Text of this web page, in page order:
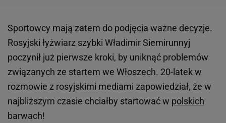
Sportowcy mają zatem do podjęcia ważne decyzje.
Rosyjski łyżwiarz szybki Władimir Siemirunnyj
poczynił już pierwsze kroki, by uniknąć problemów
związanych ze startem we Włoszech. 20-latek w
rozmowie z rosyjskimi mediami zapowiedział, że w
najbliższym czasie chciałby startować w polskich
barwach!